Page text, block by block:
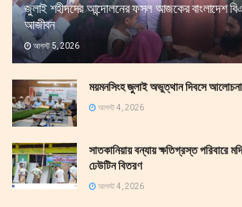
জুলাই শহীদদের আন্দোলনের ফসল আজকের বাংলাদেশ
আজীবন
আগস্ট 5, 2026
ময়মনসিংহ জুলাই অভুত্থান দিবসে আলোচনা
আগস্ট 4, 2026
সাতকানিয়ায় বন্যায় ক্ষতিগ্রস্ত পরিবারে
ঢেউটিন বিতরণ
আগস্ট 4, 2026